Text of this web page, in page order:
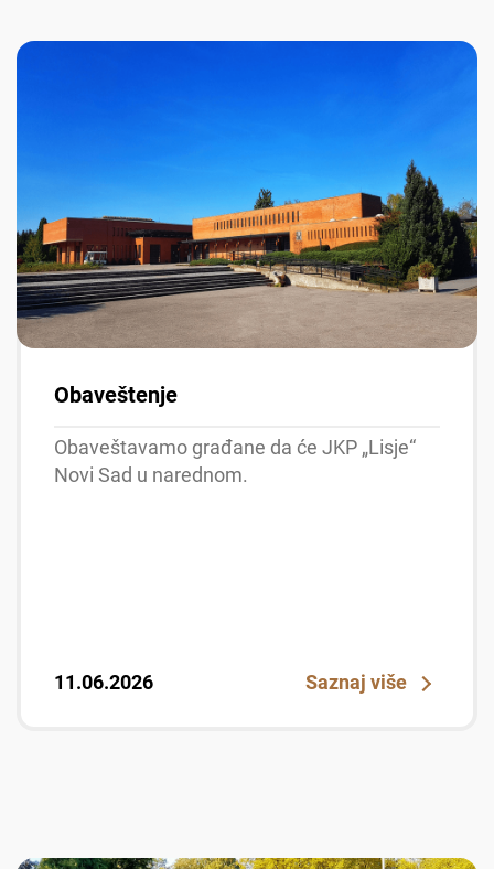
Obaveštenje
Obaveštavamo građane da će JKP „Lisje“
Novi Sad u narednom.
11.06.2026 Saznaj više